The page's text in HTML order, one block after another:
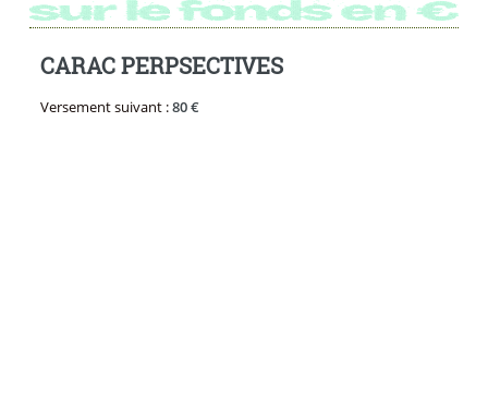
CARAC PERPSECTIVES
Versement suivant :80 €